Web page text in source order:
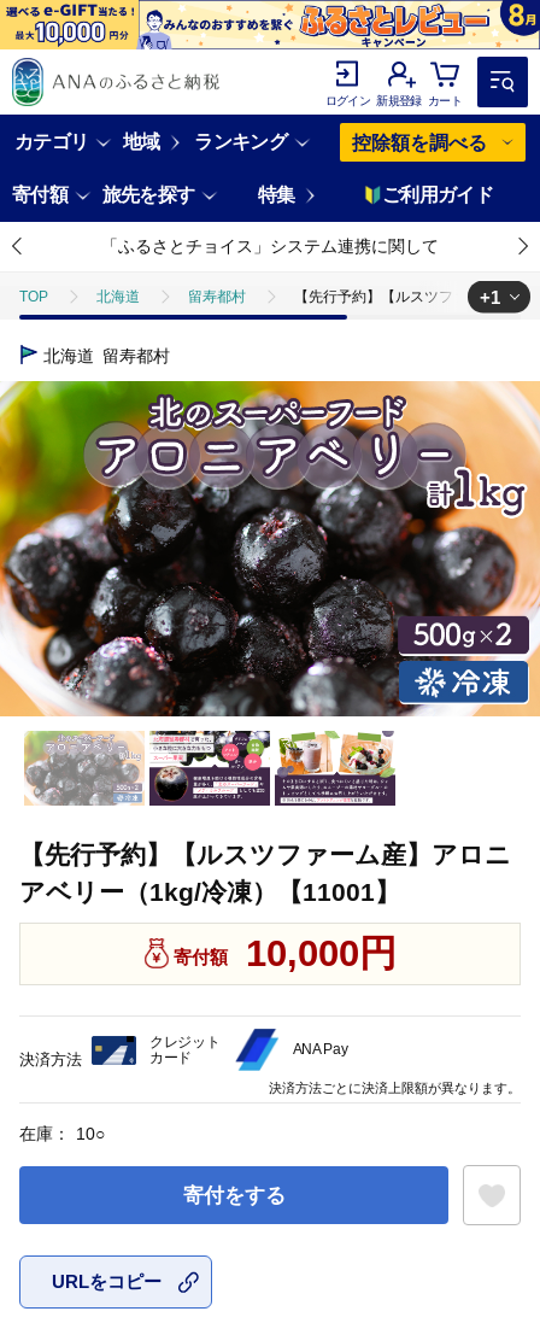
ログイン 新規登録 カート
カテゴリ 地域 ランキング 控除額を調べる
寄付額 旅先を探す 特集 ご利用ガイド
「ふるさとチョイス」システム連携に関して
TOP 北海道 留寿都村 【先行予約】【ルスツファーム産】
TOP
+1
北海道 留寿都村
【先行予約】【ルスツファーム産】アロニ
アベリー（1kg/冷凍）【11001】
寄付額 10,000円
在庫： 10○
寄付をする
URLをコピー
決済方法
クレジット
カード
ANA Pay
決済方法ごとに決済上限額が異なります。